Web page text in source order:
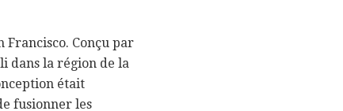
Conçu par
dans la région de la
était
fusionner les